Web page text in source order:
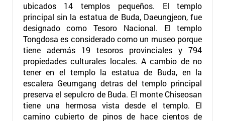
ubicados 14 templos pequeños. El templo
principal sin la estatua de Buda, Daeungjeon, fue
designado como Tesoro Nacional. El templo
Tongdosa es considerado como un museo porque
tiene además 19 tesoros provinciales y 794
propiedades culturales locales. A cambio de no
tener en el templo la estatua de Buda, en la
escalera Geumgang detras del templo principal
preserva el sepulcro de Buda. El monte Chiseosan
tiene una hermosa vista desde el templo. El
camino cubierto de pinos de hace cientos de